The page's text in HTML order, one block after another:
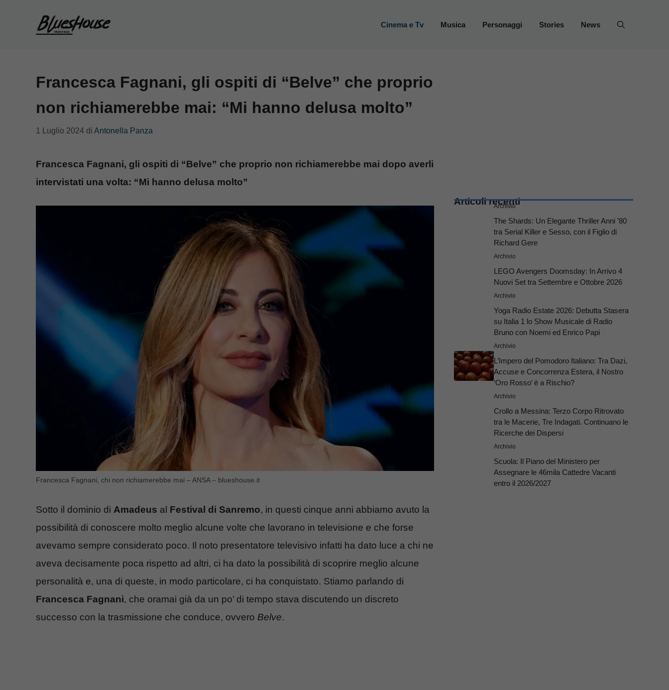
Cinema e Tv Musica Personaggi Stories News
Francesca Fagnani, gli ospiti di “Belve” che proprio
non richiamerebbe mai: “Mi hanno delusa molto”
1 Luglio 2024 di Antonella Panza
Francesca Fagnani, gli ospiti di “Belve” che proprio non richiamerebbe mai dopo averli
intervistati una volta: “Mi hanno delusa molto”
Francesca Fagnani, chi non richiamerebbe mai – ANSA – blueshouse.it
Sotto il dominio di Amadeus al Festival di Sanremo, in questi cinque anni abbiamo avuto la
possibilità di conoscere molto meglio alcune volte che lavorano in televisione e che forse
avevamo sempre considerato poco. Il noto presentatore televisivo infatti ha dato luce a chi ne
aveva decisamente poca rispetto ad altri, ci ha dato la possibilità di scoprire meglio alcune
personalità e, una di queste, in modo particolare, ci ha conquistato. Stiamo parlando di
Francesca Fagnani, che oramai già da un po’ di tempo stava discutendo un discreto
successo con la trasmissione che conduce, ovvero Belve.
Articoli recenti
Archivio
The Shards: Un Elegante Thriller Anni ’80
tra Serial Killer e Sesso, con il Figlio di
Richard Gere
Archivio
LEGO Avengers Doomsday: In Arrivo 4
Nuovi Set tra Settembre e Ottobre 2026
Archivio
Yoga Radio Estate 2026: Debutta Stasera
su Italia 1 lo Show Musicale di Radio
Bruno con Noemi ed Enrico Papi
Archivio
L’Impero del Pomodoro Italiano: Tra Dazi,
Accuse e Concorrenza Estera, il Nostro
‘Oro Rosso’ è a Rischio?
Archivio
Crollo a Messina: Terzo Corpo Ritrovato
tra le Macerie, Tre Indagati. Continuano le
Ricerche dei Dispersi
Archivio
Scuola: Il Piano del Ministero per
Assegnare le 46mila Cattedre Vacanti
entro il 2026/2027